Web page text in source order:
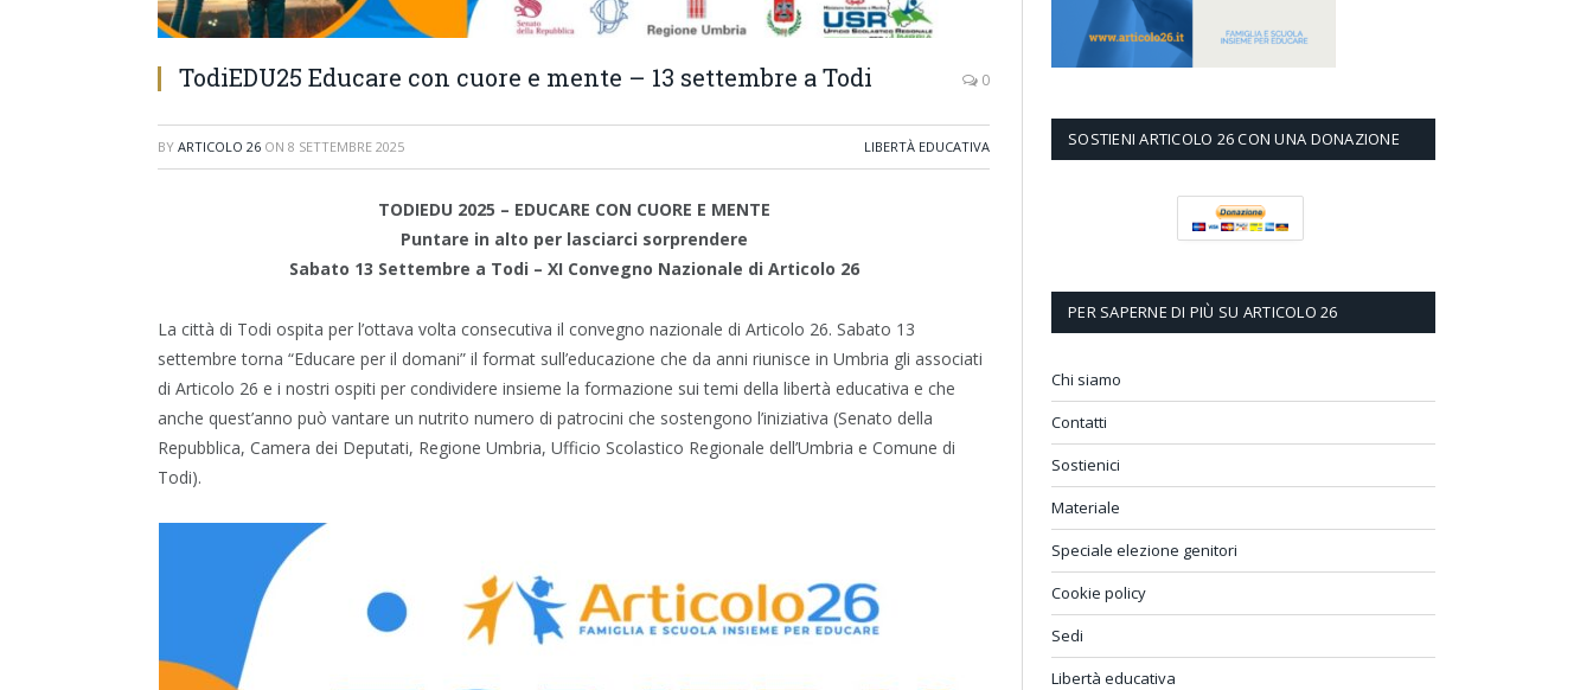
TodiEDU25 Educare con cuore e mente – 13 settembre a Todi 0
BY ARTICOLO 26 ON 8 SETTEMBRE 2025 LIBERTÀ EDUCATIVA
TODIEDU 2025 – EDUCARE CON CUORE E MENTE
Puntare in alto per lasciarci sorprendere
Sabato 13 Settembre a Todi – XI Convegno Nazionale di Articolo 26
La città di Todi ospita per l’ottava volta consecutiva il convegno nazionale di Articolo 26. Sabato 13
settembre torna “Educare per il domani” il format sull’educazione che da anni riunisce in Umbria gli associati
di Articolo 26 e i nostri ospiti per condividere insieme la formazione sui temi della libertà educativa e che
anche quest’anno può vantare un nutrito numero di patrocini che sostengono l’iniziativa (Senato della
Repubblica, Camera dei Deputati, Regione Umbria, Ufficio Scolastico Regionale dell’Umbria e Comune di
Todi).
SOSTIENI ARTICOLO 26 CON UNA DONAZIONE
PER SAPERNE DI PIÙ SU ARTICOLO 26
Chi siamo
Contatti
Sostienici
Materiale
Speciale elezione genitori
Cookie policy
Sedi
Libertà educativa